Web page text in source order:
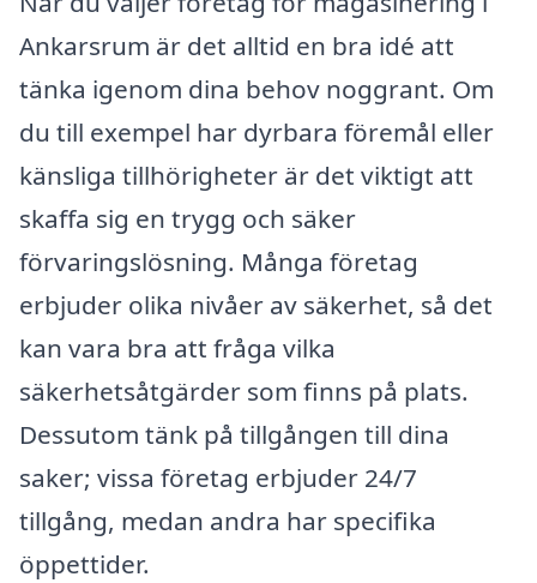
Ankarsrum är det alltid en bra idé att
tänka igenom dina behov noggrant. Om
du till exempel har dyrbara föremål eller
känsliga tillhörigheter är det viktigt att
skaffa sig en trygg och säker
förvaringslösning. Många företag
erbjuder olika nivåer av säkerhet, så det
kan vara bra att fråga vilka
säkerhetsåtgärder som finns på plats.
Dessutom tänk på tillgången till dina
saker; vissa företag erbjuder 24/7
tillgång, medan andra har specifika
öppettider.